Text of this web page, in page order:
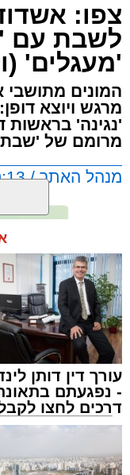
האירוע שלא
ברחבי העיר:
מעדשת מצלמתו
מאירוע 'זיץ
התורנית.
הערב המרגש החל
דוד קאליש
שבת קודש.
לאחר מכן הרב
הנוראים יחד עם
צפו:
לשבת עם
'מעגלים'
המונים מתושבי
מרגש ויוצא
'נגינה' בראשות
מרומם של 'שבת
מנהל האתר / 10:13 07.08.26
תגים:אשדוד,
זה היה ארוע יוצא
עורך דין דותן
- נפגעתם
דרכים לחצו
שמגיע לכם